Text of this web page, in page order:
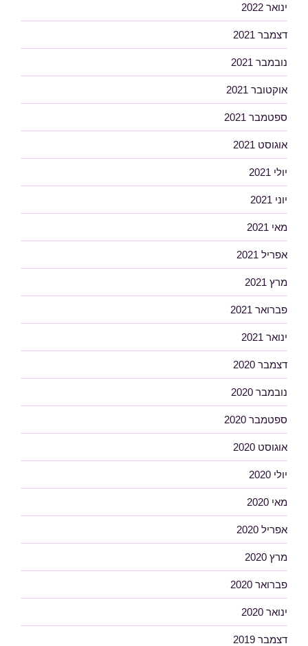
ינואר 2022
דצמבר 2021
נובמבר 2021
אוקטובר 2021
ספטמבר 2021
אוגוסט 2021
יולי 2021
יוני 2021
מאי 2021
אפריל 2021
מרץ 2021
פברואר 2021
ינואר 2021
דצמבר 2020
נובמבר 2020
ספטמבר 2020
אוגוסט 2020
יולי 2020
מאי 2020
אפריל 2020
מרץ 2020
פברואר 2020
ינואר 2020
דצמבר 2019